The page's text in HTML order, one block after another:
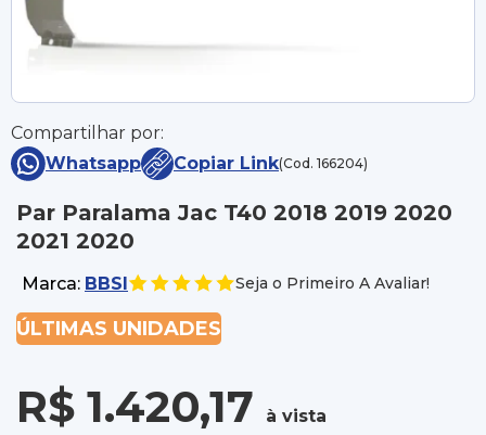
Compartilhar por:
Whatsapp
Copiar Link(Cod. 166204)
Par Paralama Jac T40 2018 2019 2020
2021 2020
Marca: BBSI Seja o Primeiro A Avaliar!
ÚLTIMAS UNIDADES
R$ 1.420,17
à vista